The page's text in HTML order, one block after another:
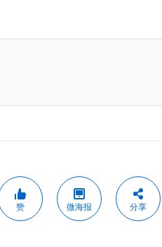
赞 微海报 分享